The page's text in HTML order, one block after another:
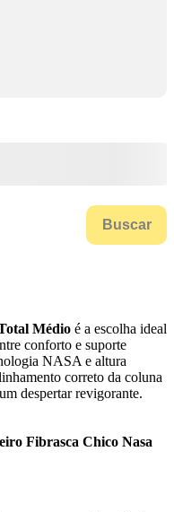
Buscar
Médio é a escolha ideal
conforto e suporte
NASA e altura
correto da coluna
despertar revigorante.
Fibrasca Chico Nasa